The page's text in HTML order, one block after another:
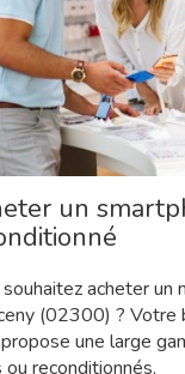
un
acheter un
(02300) ? Votre
une large
ou reconditionnés.